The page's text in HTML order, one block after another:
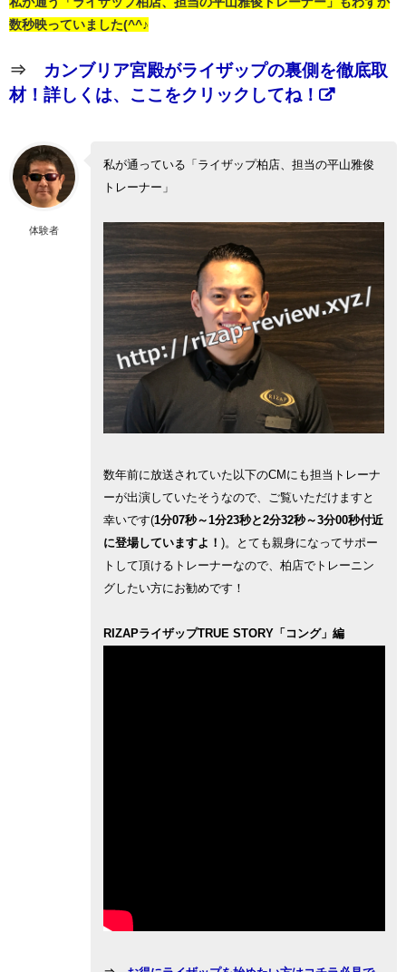
数秒映っていました(^^♪
⇒ カンブリア宮殿がライザップの裏側を徹底取
材！詳しくは、ここをクリックしてね！
体験者
私が通っている「ライザップ柏店、担当の平山雅俊
トレーナー」
数年前に放送されていた以下のCMにも担当トレーナ
ーが出演していたそうなので、ご覧いただけますと
幸いです(1分07秒～1分23秒と2分32秒～3分00秒付近
に登場していますよ！ )。とても親身になってサポー
トして頂けるトレーナーなので、柏店でトレーニン
グしたい方にお勧めです！
RIZAPライザップTRUE STORY「コング」編